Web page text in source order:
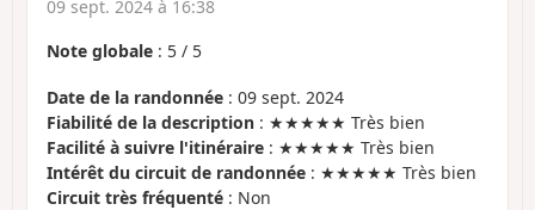
09 sept. 2024 à 16:38
Note globale : 5 / 5
Date de la randonnée : 09 sept. 2024
Fiabilité de la description : ★★★★★ Très bien
Facilité à suivre l'itinéraire : ★★★★★ Très bien
Intérêt du circuit de randonnée : ★★★★★ Très bien
Circuit très fréquenté : Non